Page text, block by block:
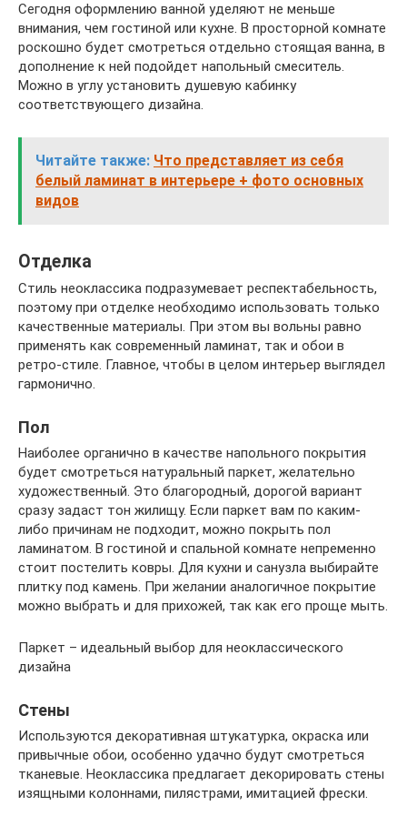
Сегодня оформлению ванной уделяют не меньше
внимания, чем гостиной или кухне. В просторной комнате
роскошно будет смотреться отдельно стоящая ванна, в
дополнение к ней подойдет напольный смеситель.
Можно в углу установить душевую кабинку
соответствующего дизайна.
Читайте также: Что представляет из себя
белый ламинат в интерьере + фото основных
видов
Отделка
Стиль неоклассика подразумевает респектабельность,
поэтому при отделке необходимо использовать только
качественные материалы. При этом вы вольны равно
применять как современный ламинат, так и обои в
ретро-стиле. Главное, чтобы в целом интерьер выглядел
гармонично.
Пол
Наиболее органично в качестве напольного покрытия
будет смотреться натуральный паркет, желательно
художественный. Это благородный, дорогой вариант
сразу задаст тон жилищу. Если паркет вам по каким-
либо причинам не подходит, можно покрыть пол
ламинатом. В гостиной и спальной комнате непременно
стоит постелить ковры. Для кухни и санузла выбирайте
плитку под камень. При желании аналогичное покрытие
можно выбрать и для прихожей, так как его проще мыть.
Паркет – идеальный выбор для неоклассического
дизайна
Стены
Используются декоративная штукатурка, окраска или
привычные обои, особенно удачно будут смотреться
тканевые. Неоклассика предлагает декорировать стены
изящными колоннами, пилястрами, имитацией фрески.